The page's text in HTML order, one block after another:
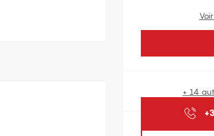
+ 14